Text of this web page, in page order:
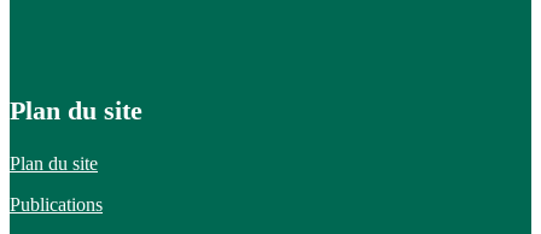
Plan du site
Plan du site
Publications